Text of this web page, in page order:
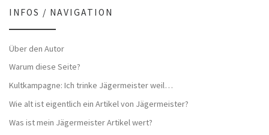
INFOS / NAVIGATION
Über den Autor
Warum diese Seite?
Kultkampagne: Ich trinke Jägermeister weil…
Wie alt ist eigentlich ein Artikel von Jägermeister?
Was ist mein Jägermeister Artikel wert?